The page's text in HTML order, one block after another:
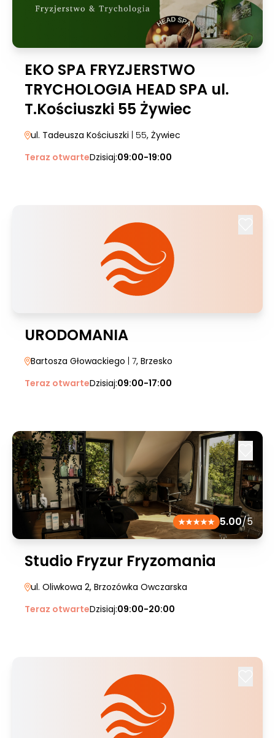
EKO SPA FRYZJERSTWO
TRYCHOLOGIA HEAD SPA ul.
T.Kościuszki 55 Żywiec
ul. Tadeusza Kościuszki | 55, Żywiec
Teraz otwarteDzisiaj:09:00-19:00
URODOMANIA
Bartosza Głowackiego | 7, Brzesko
Teraz otwarteDzisiaj:09:00-17:00
5.00/5
Studio Fryzur Fryzomania
ul. Oliwkowa 2, Brzozówka Owczarska
Teraz otwarteDzisiaj:09:00-20:00